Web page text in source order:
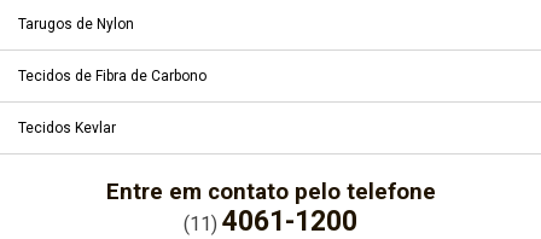
Tarugos de Nylon
Tecidos de Fibra de Carbono
Tecidos Kevlar
Entre em contato pelo telefone
(11) 4061-1200